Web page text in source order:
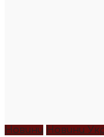
Новини Новини